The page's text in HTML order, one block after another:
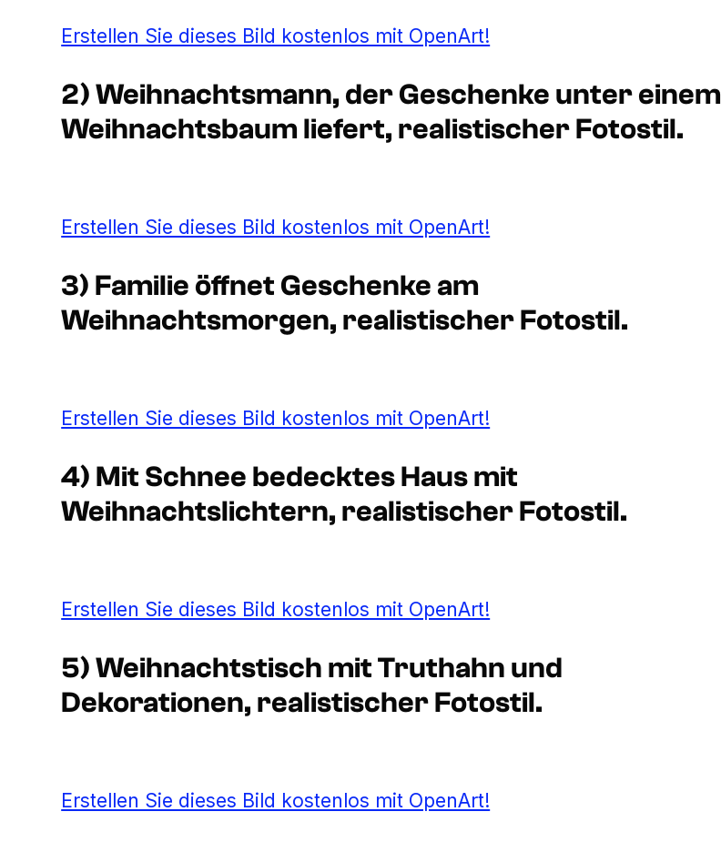
Erstellen Sie dieses Bild kostenlos mit OpenArt!
2) Weihnachtsmann, der Geschenke unter einem
Weihnachtsbaum liefert, realistischer Fotostil.
Erstellen Sie dieses Bild kostenlos mit OpenArt!
3) Familie öffnet Geschenke am
Weihnachtsmorgen, realistischer Fotostil.
Erstellen Sie dieses Bild kostenlos mit OpenArt!
4) Mit Schnee bedecktes Haus mit
Weihnachtslichtern, realistischer Fotostil.
Erstellen Sie dieses Bild kostenlos mit OpenArt!
5) Weihnachtstisch mit Truthahn und
Dekorationen, realistischer Fotostil.
Erstellen Sie dieses Bild kostenlos mit OpenArt!